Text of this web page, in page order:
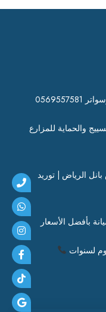
والحماية للمزارع
الرياض | توريد
بأفضل الأسعار
لسنوات